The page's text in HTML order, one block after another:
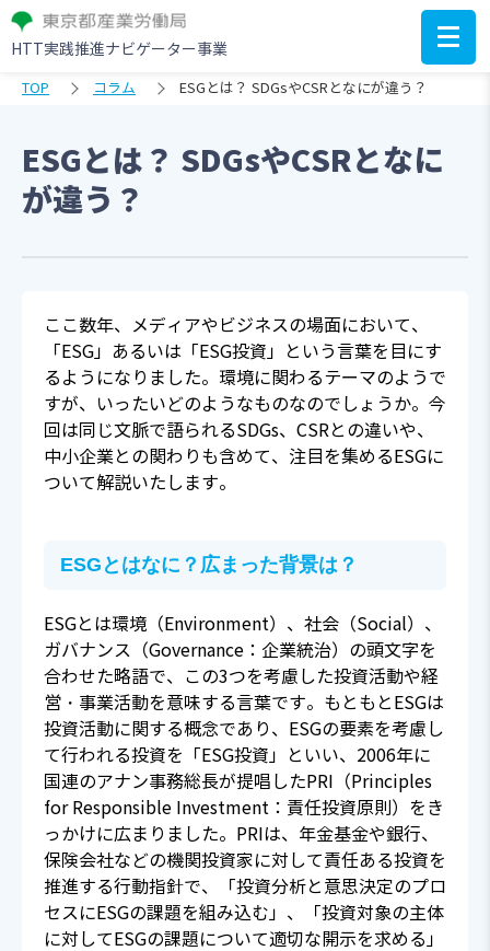
TOP コラム ESGとは？ SDGsやCSRとなにが違う？
ESGとは？ SDGsやCSRとなに
が違う？
HTT実践推進ナビゲーター事業
ここ数年、メディアやビジネスの場面において、
「ESG」あるいは「ESG投資」という言葉を目にす
るようになりました。環境に関わるテーマのようで
すが、いったいどのようなものなのでしょうか。今
回は同じ文脈で語られるSDGs、CSRとの違いや、
中小企業との関わりも含めて、注目を集めるESGに
ついて解説いたします。
ESGとはなに？広まった背景は？
ESGとは環境（Environment）、社会（Social）、
ガバナンス（Governance：企業統治）の頭文字を
合わせた略語で、この3つを考慮した投資活動や経
営・事業活動を意味する言葉です。もともとESGは
投資活動に関する概念であり、ESGの要素を考慮し
て行われる投資を「ESG投資」といい、2006年に
国連のアナン事務総長が提唱したPRI（Principles
for Responsible Investment：責任投資原則）をき
っかけに広まりました。PRIは、年金基金や銀行、
保険会社などの機関投資家に対して責任ある投資を
推進する行動指針で、「投資分析と意思決定のプロ
セスにESGの課題を組み込む」、「投資対象の主体
に対してESGの課題について適切な開示を求める」